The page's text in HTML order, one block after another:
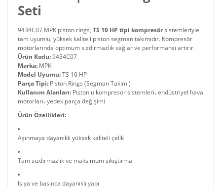
Seti
9434C07 MPK piston rings, TS 10 HP tipi kompresörsistemleriyle
tam uyumlu, yüksek kaliteli piston segman takımıdır. Kompresör
motorlarında optimum sızdırmazlık sağlar ve performansı artırır.
Ürün Kodu:9434C07
Marka: MPK
Model Uyumu:TS 10 HP
Parça Tipi: Piston Rings (Segman Takımı)
Kullanım Alanları: Pistonlu kompresör sistemleri، endüstriyel hava
motorları، yedek parça değişimi
Ürün Özellikleri:
Aşınmaya dayanıklı yüksek kaliteli çelik
Tam sızdırmazlık ve maksimum sıkıştırma
Isıya ve basınca dayanıklı yapı